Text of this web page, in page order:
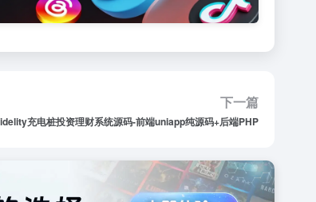
下一篇
充电桩投资理财系统源码-前端uniapp纯源码+后端PHP